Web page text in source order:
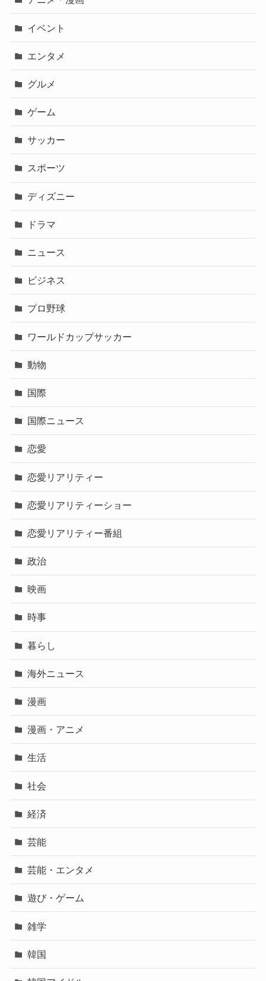
イベント
エンタメ
グルメ
ゲーム
サッカー
スポーツ
ディズニー
ドラマ
ニュース
ビジネス
プロ野球
ワールドカップサッカー
動物
国際
国際ニュース
恋愛
恋愛リアリティー
恋愛リアリティーショー
恋愛リアリティー番組
政治
映画
時事
暮らし
海外ニュース
漫画
漫画・アニメ
生活
社会
経済
芸能
芸能・エンタメ
遊び・ゲーム
雑学
韓国